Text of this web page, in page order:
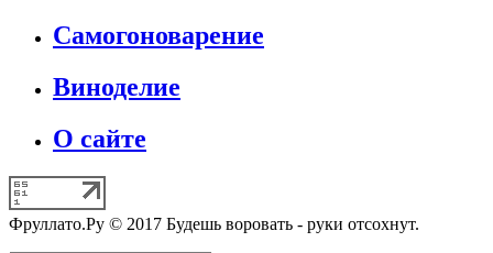
Самогоноварение
Виноделие
О сайте
Фруллато.Ру © 2017 Будешь воровать - руки отсохнут.